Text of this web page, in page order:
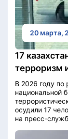
20 марта,
17
терроризм
В 2026 году по
национальной
осудили 17
на пресс-